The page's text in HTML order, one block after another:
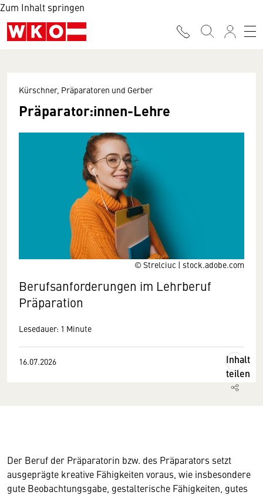
Zum Inhalt springen
© Strelciuc | stock.adobe.com
Kürschner, Präparatoren und Gerber
Präparator:innen-Lehre
Berufsanforderungen im Lehrberuf
Präparation
Lesedauer: 1 Minute
16.07.2026
Inhalt
teilen
Der Beruf der Präparatorin bzw. des Präparators setzt
ausgeprägte kreative Fähigkeiten voraus, wie insbesondere
gute Beobachtungsgabe, gestalterische Fähigkeiten, gutes